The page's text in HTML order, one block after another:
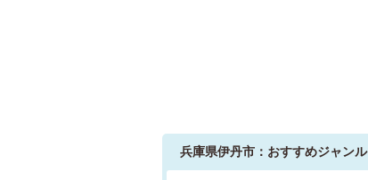
兵庫県伊丹市：おすすめジャンル